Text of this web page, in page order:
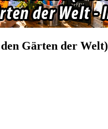
Gärten der Welt)